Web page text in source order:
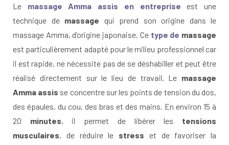
Le massage Amma assis en entreprise est une
technique de massage qui prend son origine dans le
massage Amma, d’origine japonaise. Ce type de massage
est particulièrement adapté pour le milieu professionnel car
il est rapide, ne nécessite pas de se déshabiller et peut être
réalisé directement sur le lieu de travail. Le massage
Amma assis se concentre sur les points de tension du dos,
des épaules, du cou, des bras et des mains. En environ 15 à
20 minutes, il permet de libérer les tensions
musculaires, de réduire le stress et de favoriser la